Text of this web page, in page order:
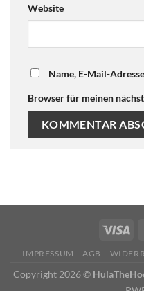
Website
Name, E-Mail-
Browser für meinen
IMPRESSUM AGB
Copyright 2026 ©